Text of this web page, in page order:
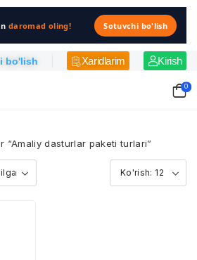
daromad oling! Sotuvchi bo'lish
bo'lish Xaridlarim Kirish
0
“Amaliy dasturlar paketi turlari”